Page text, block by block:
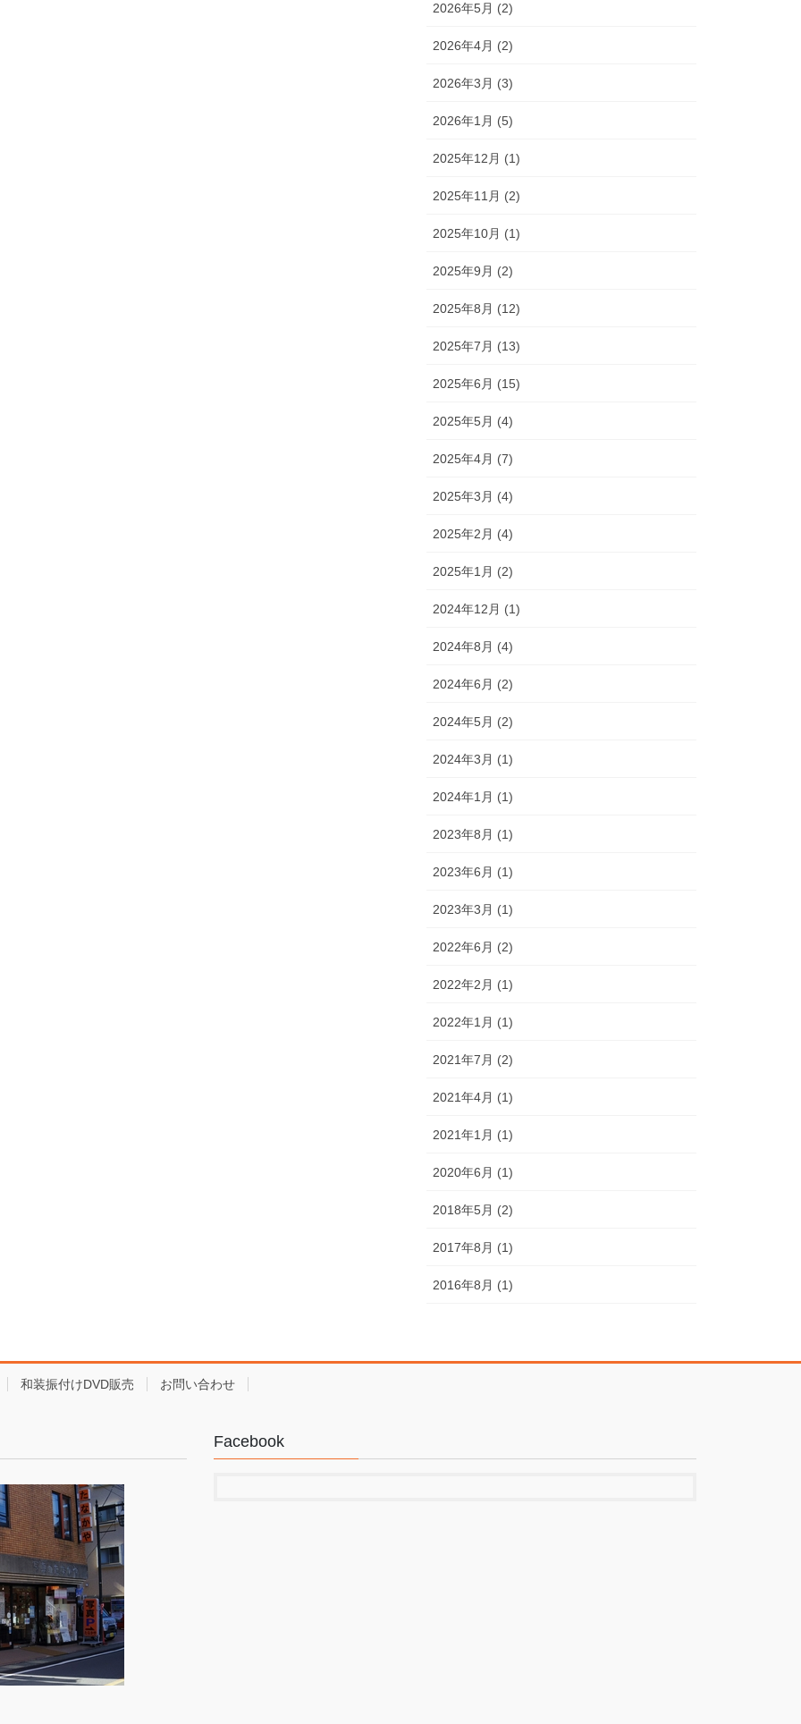
2026年5月 (2)
2026年4月 (2)
2026年3月 (3)
2026年1月 (5)
2025年12月 (1)
2025年11月 (2)
2025年10月 (1)
2025年9月 (2)
2025年8月 (12)
2025年7月 (13)
2025年6月 (15)
2025年5月 (4)
2025年4月 (7)
2025年3月 (4)
2025年2月 (4)
2025年1月 (2)
2024年12月 (1)
2024年8月 (4)
2024年6月 (2)
2024年5月 (2)
2024年3月 (1)
2024年1月 (1)
2023年8月 (1)
2023年6月 (1)
2023年3月 (1)
2022年6月 (2)
2022年2月 (1)
2022年1月 (1)
2021年7月 (2)
2021年4月 (1)
2021年1月 (1)
2020年6月 (1)
2018年5月 (2)
2017年8月 (1)
2016年8月 (1)
和装振付けDVD販売 お問い合わせ
Facebook